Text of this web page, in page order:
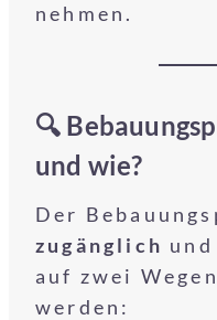
nehmen.
🔍
und wie?
Der
zugänglich
auf zwei
werden: